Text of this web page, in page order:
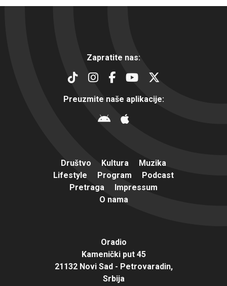
Zapratite nas:
Preuzmite naše aplikacije:
Društvo Kultura
Muzika
Lifestyle
Program
Podcast
Pretraga
Impressum
O nama
Oradio
Kamenički put 45
21132 Novi Sad - Petrovaradin,
Srbija